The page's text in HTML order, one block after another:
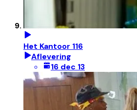
Het Kantoor 116
Aflevering
16 dec 13